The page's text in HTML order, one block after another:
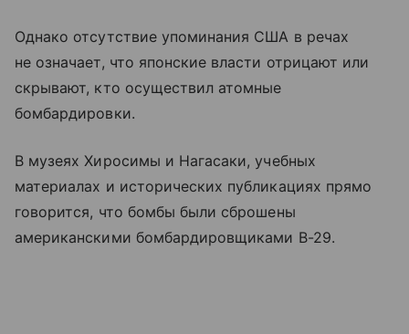
Однако отсутствие упоминания США в речах
не означает, что японские власти отрицают или
скрывают, кто осуществил атомные
бомбардировки.
В музеях Хиросимы и Нагасаки, учебных
материалах и исторических публикациях прямо
говорится, что бомбы были сброшены
американскими бомбардировщиками B-29.